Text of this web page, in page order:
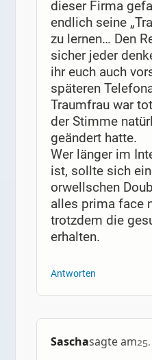
dieser Firma
endlich seine
zu lernen… Den
sicher jeder
ihr euch auch
späteren
Traumfrau war
der Stimme
geändert hatte.
Wer länger im
ist, sollte sich
orwellschen
alles prima face
trotzdem die
erhalten.
Antworten
Saschasagte am